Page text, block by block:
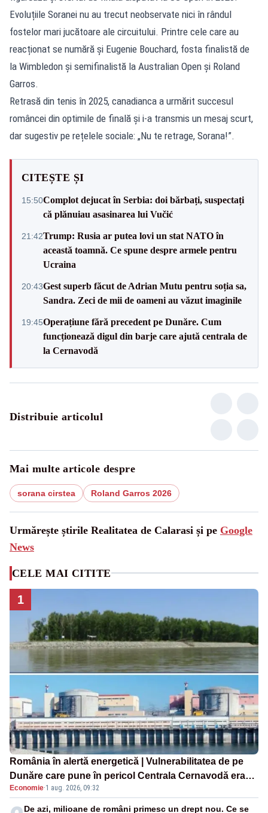
Evoluțiile Soranei nu au trecut neobservate nici în rândul
fostelor mari jucătoare ale circuitului. Printre cele care au
reacționat se numără și Eugenie Bouchard, fosta finalistă de
la Wimbledon și semifinalistă la Australian Open și Roland
Garros.
Retrasă din tenis în 2025, canadianca a urmărit succesul
româncei din optimile de finală și i-a transmis un mesaj scurt,
dar sugestiv pe rețelele sociale: „Nu te retrage, Sorana!”.
CITEȘTE ȘI
15:50Complot dejucat în Serbia: doi bărbați, suspectați
că plănuiau asasinarea lui Vučić
21:42Trump: Rusia ar putea lovi un stat NATO în
această toamnă. Ce spune despre armele pentru
Ucraina
20:43Gest superb făcut de Adrian Mutu pentru soția sa,
Sandra. Zeci de mii de oameni au văzut imaginile
19:45Operațiune fără precedent pe Dunăre. Cum
funcționează digul din barje care ajută centrala de
la Cernavodă
Distribuie articolul
Mai multe articole despre
sorana cirstea Roland Garros 2026
Urmărește știrile Realitatea de Calarasi și pe Google
News
CELE MAI CITITE
1
România în alertă energetică | Vulnerabilitatea de pe
Dunăre care pune în pericol Centrala Cernavodă era
cunoscută de pe vremea lui Ceaușescu
Economie·1 aug. 2026, 09:32
De azi, milioane de români primesc un drept nou. Ce se